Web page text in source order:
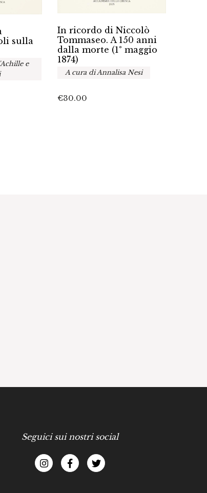
sulla
e
In ricordo di Niccolò
Tommaseo. A 150 anni
dalla morte (1° maggio
1874)
A cura di Annalisa Nesi
€30.00
Seguici sui nostri social